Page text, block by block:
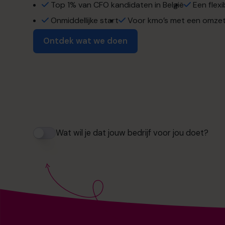
operational
financiële
cashflow
Top 1% van CFO kandidaten in België
Een
Onmiddellijke start
Voor kmo’s met een
Ontdek wat we doen
de vrijheid om
het leven dat u
opgebouwd.
Lees succesverhalen.
Wat wil je dat jouw bedrijf voor jou doet?